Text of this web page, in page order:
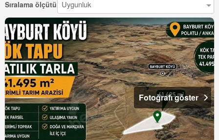
Sıralama ölçütü
Fotoğrafı göster